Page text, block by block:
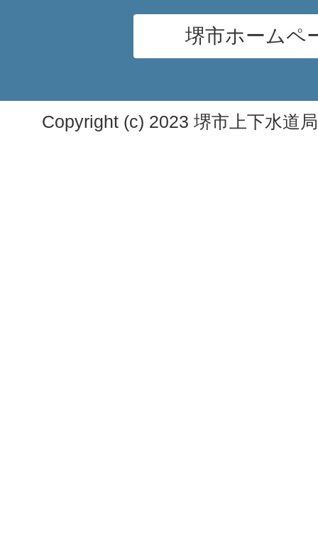
堺市ホームペ
Copyright (c) 2023 堺市上下水道